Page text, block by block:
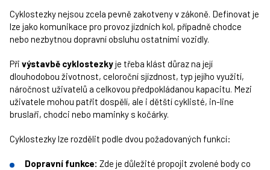
Cyklostezky nejsou zcela pevně zakotveny v zákoně. Definovat je
lze jako komunikace pro provoz jízdních kol, případně chodce
nebo nezbytnou dopravní obsluhu ostatními vozidly.
Při výstavbě cyklostezkyje třeba klást důraz na její
dlouhodobou životnost, celoroční sjízdnost, typ jejího využití,
náročnost uživatelů a celkovou předpokládanou kapacitu. Mezi
uživatele mohou patřit dospělí, ale i dětští cyklisté, in-line
bruslaři, chodci nebo maminky s kočárky.
Cyklostezky lze rozdělit podle dvou požadovaných funkcí:
Dopravní funkce: Zde je důležité propojit zvolené body co